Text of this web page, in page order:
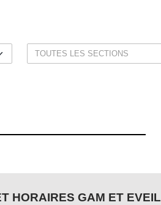
HORAIRES GAM ET EVEIL